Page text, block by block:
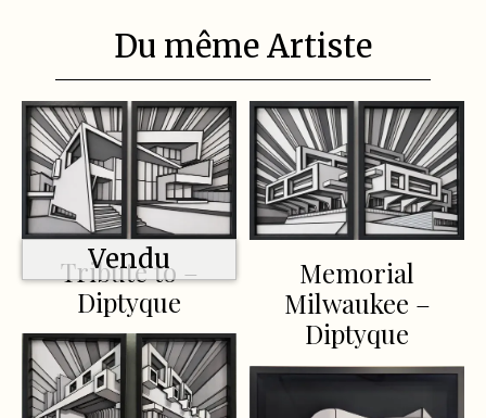
Du même Artiste
Vendu
Tribute to –
Diptyque
Memorial
Milwaukee –
Diptyque